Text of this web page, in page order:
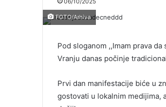
FOTO/Arhiva
Pod sloganom ,,Imam prava
Vranju danas počinje
Prvi dan manifestacije biće u
gostovati u lokalnim medijima,